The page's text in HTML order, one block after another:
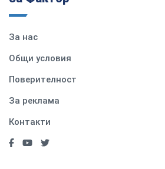
За нас
Общи условия
Поверителност
За реклама
Контакти